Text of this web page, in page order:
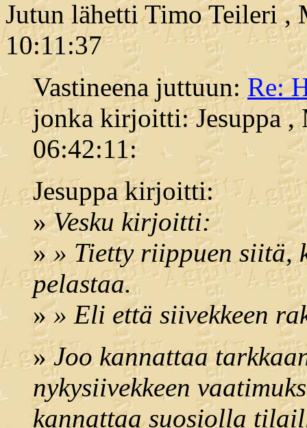
Jutun lähetti Timo Teileri ,
10:11:37
Vastineena juttuun: Re:
jonka kirjoitti: Jesuppa ,
06:42:11:
Jesuppa kirjoitti:
»Vesku kirjoitti:
»» Tietty riippuen siitä,
pelastaa.
»» Eli että siivekkeen
»Joo kannattaa
nykysiivekkeen
kannattaa suosiolla